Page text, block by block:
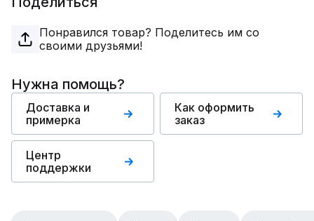
Понравился товар? Поделитесь им со
своими друзьями!
Нужна помощь?
Доставка и
примерка
Как оформить
заказ
Центр
поддержки